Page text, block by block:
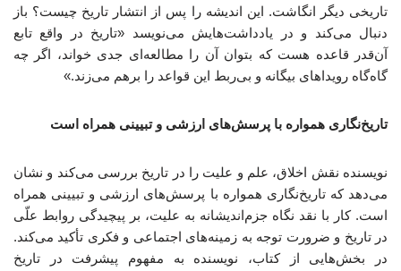
تاریخی دیگر انگاشت. این اندیشه را پس از انتشار تاریخ چیست؟ باز
دنبال می‌کند و در یادداشت‌هایش می‌نویسد «تاریخ در واقع تابع
آن‌قدر قاعده هست که بتوان آن را مطالعه‌ای جدی خواند، اگر چه
گاه‌گاه رویداهای بیگانه و بی‌ربط این قواعد را برهم می‌زند.»
تاریخ‌نگاری همواره با پرسش‌های ارزشی و تبیینی همراه است
نویسنده نقش اخلاق، علم و علیت را در تاریخ بررسی می‌کند و نشان
می‌دهد که تاریخ‌نگاری همواره با پرسش‌های ارزشی و تبیینی همراه
است. کار با نقد نگاه جزم‌اندیشانه به علیت، بر پیچیدگی روابط علّی
در تاریخ و ضرورت توجه به زمینه‌های اجتماعی و فکری تأکید می‌کند.
در بخش‌هایی از کتاب، نویسنده به مفهوم پیشرفت در تاریخ